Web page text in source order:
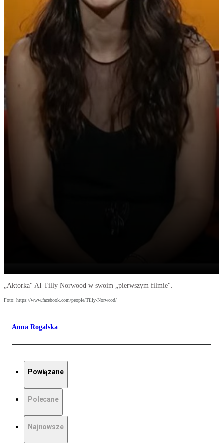
„Aktorka" AI Tilly Norwood w swoim „pierwszym filmie".
Foto: https://www.facebook.com/people/Tilly-Norwood/
Anna Rogalska
Powiązane
Polecane
Najnowsze